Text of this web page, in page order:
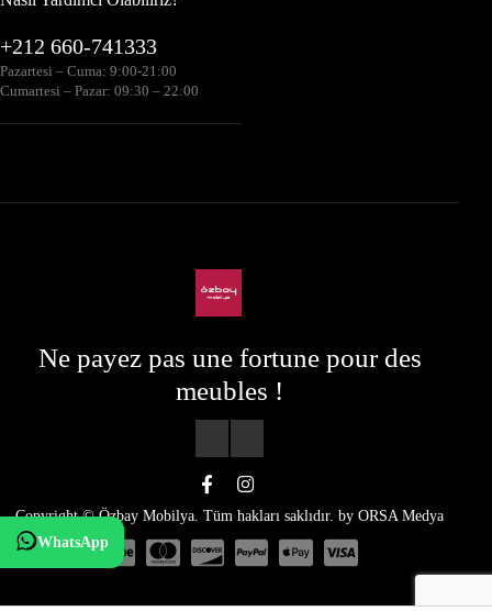
+212 660-741333
Pazartesi – Cuma: 9:00-21:00
Cumartesi – Pazar: 09:30 – 22:00
Ne payez pas une fortune pour des
meubles !
Copyright © Özbay Mobilya. Tüm hakları saklıdır. by ORSA Medya
WhatsApp